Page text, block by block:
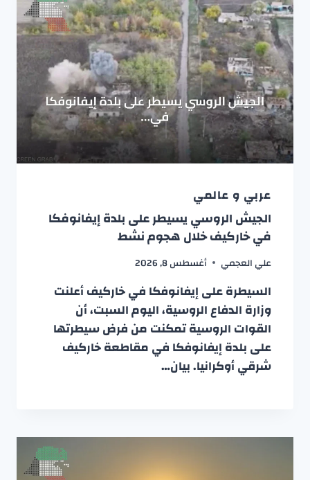
عربي و عالمي
الجيش الروسي يسيطر على بلدة إيفانوفكا
في خاركيف خلال هجوم نشط
علي العجمي أغسطس 8, 2026
السيطرة على إيفانوفكا في خاركيف أعلنت
وزارة الدفاع الروسية، اليوم السبت، أن
القوات الروسية تمكنت من فرض سيطرتها
على بلدة إيفانوفكا في مقاطعة خاركيف
شرقي أوكرانيا. بيان…